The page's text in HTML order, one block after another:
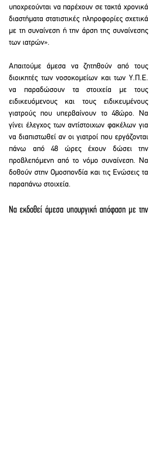
υποχρεούνται να παρέχουν σε τακτά χρονικά
διαστήματα στατιστικές πληροφορίες σχετικά
με τη συναίνεση ή την άρση της συναίνεσης
των ιατρών».
Απαιτούμε άμεσα να ζητηθούν από τους
διοικητές των νοσοκομείων και των Υ.Π.Ε.
να παραδώσουν τα στοιχεία με τους
ειδικευόμενους και τους ειδικευμένους
γιατρούς που υπερβαίνουν το 48ώρο. Να
γίνει έλεγχος των αντίστοιχων φακέλων για
να διαπιστωθεί αν οι γιατροί που εργάζονται
πάνω από 48 ώρες έχουν δώσει την
προβλεπόμενη από το νόμο συναίνεση. Να
δοθούν στην Ομοσπονδία και τις Ενώσεις τα
παραπάνω στοιχεία.
Να εκδοθεί άμεσα υπουργική απόφαση με την